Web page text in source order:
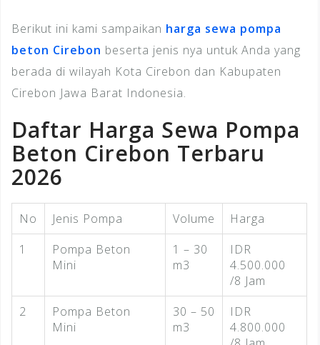
Berikut ini kami sampaikan harga sewa pompa
beton Cirebon beserta jenis nya untuk Anda yang
berada di wilayah Kota Cirebon dan Kabupaten
Cirebon Jawa Barat Indonesia.
Daftar Harga Sewa Pompa
Beton Cirebon Terbaru
2026
No Jenis Pompa Volume
Harga
1
Pompa Beton
Mini
1 – 30
m3
IDR
4.500.000
/8 Jam
2
Pompa Beton
Mini
30 – 50
m3
IDR
4.800.000